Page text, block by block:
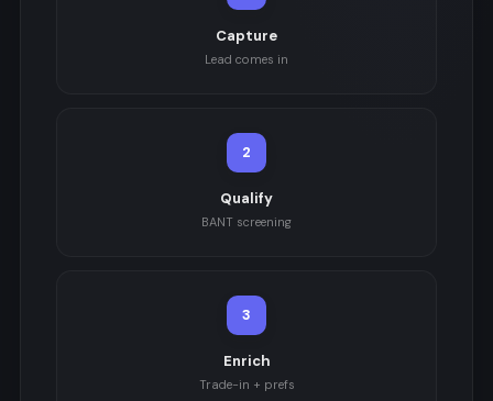
Capture
Lead comes in
2
Qualify
BANT screening
3
Enrich
Trade-in + prefs